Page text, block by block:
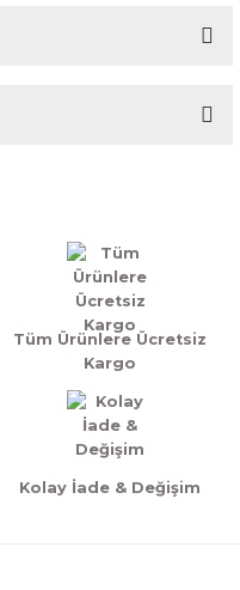
siz yapın!
Tüm Ürünlere Ücretsiz
Kargo
Kolay İade & Değişim